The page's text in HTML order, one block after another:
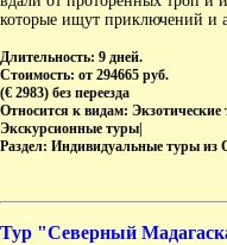
которые ищут приключений и
Длительность: 9 дней.
Стоимость: от 294665 руб.
(€ 2983) без переезда
Относится к видам:
Экскурсионные туры|
Раздел: Индивидуальные туры из
Тур "Северный